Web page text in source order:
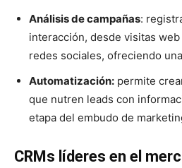
Análisis de campañas:
interacción, desde visitas
redes sociales, ofreciendo
Automatización: permite
que nutren leads con
etapa del embudo de
CRMs líderes en el